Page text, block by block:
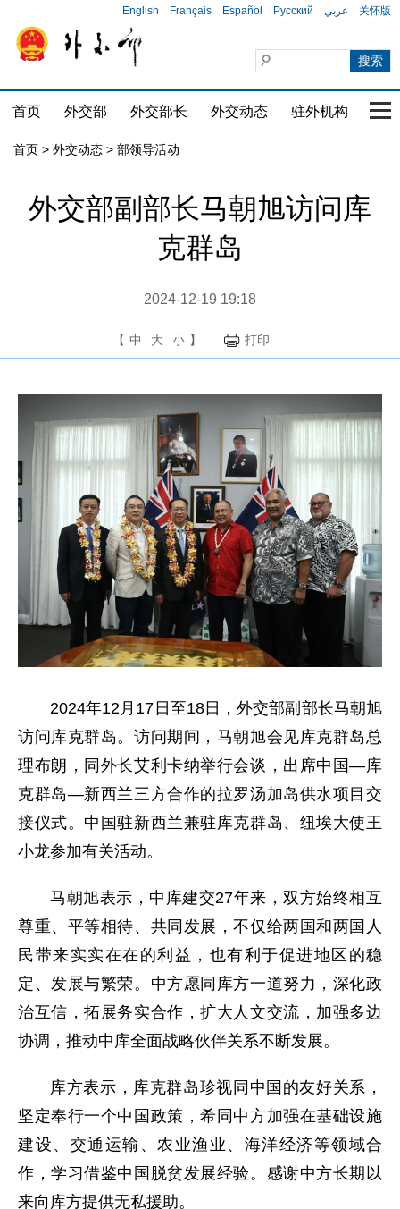
English Français Español Русский عربي 关怀版
首页 外交部 外交部长 外交动态 驻外机构 国
首页 > 外交动态 > 部领导活动
外交部副部长马朝旭访问库
克群岛
2024-12-19 19:18
【 中 大 小 】 打印
2024年12月17日至18日，外交部副部长马朝旭
访问库克群岛。访问期间，马朝旭会见库克群岛总
理布朗，同外长艾利卡纳举行会谈，出席中国—库
克群岛—新西兰三方合作的拉罗汤加岛供水项目交
接仪式。中国驻新西兰兼驻库克群岛、纽埃大使王
小龙参加有关活动。
马朝旭表示，中库建交27年来，双方始终相互
尊重、平等相待、共同发展，不仅给两国和两国人
民带来实实在在的利益，也有利于促进地区的稳
定、发展与繁荣。中方愿同库方一道努力，深化政
治互信，拓展务实合作，扩大人文交流，加强多边
协调，推动中库全面战略伙伴关系不断发展。
库方表示，库克群岛珍视同中国的友好关系，
坚定奉行一个中国政策，希同中方加强在基础设施
建设、交通运输、农业渔业、海洋经济等领域合
作，学习借鉴中国脱贫发展经验。感谢中方长期以
来向库方提供无私援助。